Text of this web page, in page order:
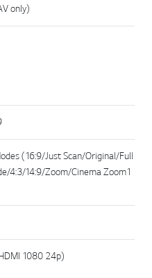
only)
(16:9/Just Scan/Original/Full
4:3/14:9/Zoom/Cinema Zoom1
1080 24p)